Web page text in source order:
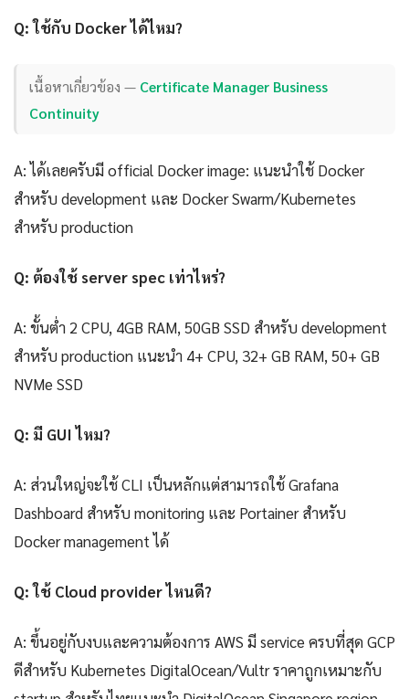
Q: ใช้กับ Docker ได้ไหม?
เนื้อหาเกี่ยวข้อง — Certificate Manager Business
Continuity
A: ได้เลยครับมี official Docker image: แนะนำใช้ Docker
สำหรับ development และ Docker Swarm/Kubernetes
สำหรับ production
Q: ต้องใช้ server spec เท่าไหร่?
A: ขั้นต่ำ 2 CPU, 4GB RAM, 50GB SSD สำหรับ development
สำหรับ production แนะนำ 4+ CPU, 32+ GB RAM, 50+ GB
NVMe SSD
Q: มี GUI ไหม?
A: ส่วนใหญ่จะใช้ CLI เป็นหลักแต่สามารถใช้ Grafana
Dashboard สำหรับ monitoring และ Portainer สำหรับ
Docker management ได้
Q: ใช้ Cloud provider ไหนดี?
A: ขึ้นอยู่กับงบและความต้องการ AWS มี service ครบที่สุด GCP
ดีสำหรับ Kubernetes DigitalOcean/Vultr ราคาถูกเหมาะกับ